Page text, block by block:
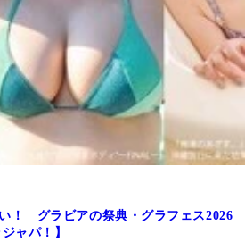
！ グラビアの祭典・グラフェス2026
ャパ！】